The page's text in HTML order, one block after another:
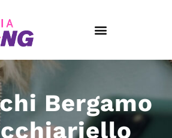
Bergamo